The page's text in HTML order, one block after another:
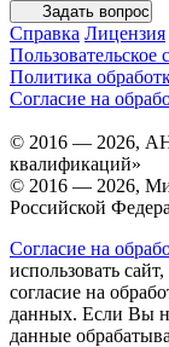
Задать вопрос
Справка Лицензия
Пользовательское
Политика
Согласие на
© 2016 — 2026,
квалификаций»
© 2016 — 2026,
Российской
Согласие на
использовать
согласие на
данных. Если Вы
данные